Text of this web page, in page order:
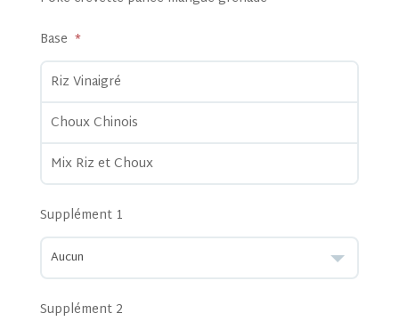
Base
Riz Vinaigré
Choux Chinois
Mix Riz et Choux
Supplément 1
Supplément 2